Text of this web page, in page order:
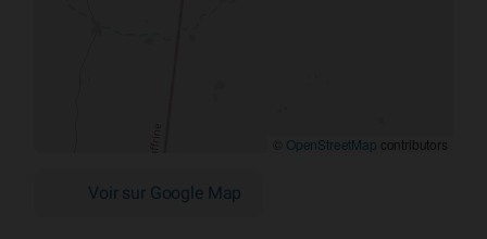
OpenStreetMap contributors
Voir sur Google Map